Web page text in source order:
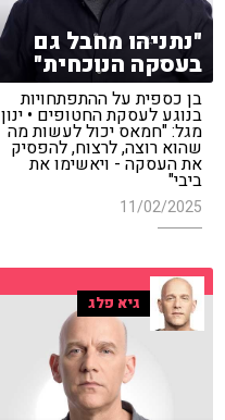
"נתניהו מחבל גם
בעסקה הנוכחית"
בן כספית על ההתפתחויות
בנוגע לעסקת החטופים • ינון
מגל: "חמאס יכול לעשות מה
שהוא רוצה, לרצוח, להפסיק
את העסקה - ויאשימו את
ביבי"
11/02/2025
גיא פלג